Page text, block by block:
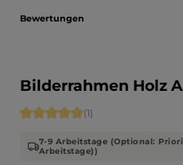
Bewertungen
Bilderrahmen Holz
Durchschnittliche Bewertung von
(1)
7-9 Arbeitstage (Optional:
Arbeitstage))